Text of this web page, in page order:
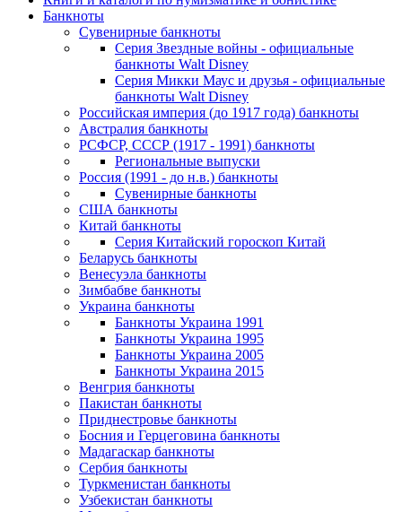
Банкноты
Сувенирные банкноты
Серия Звездные войны - официальные
банкноты Walt Disney
Серия Микки Маус и друзья - официальные
банкноты Walt Disney
Российская империя (до 1917 года) банкноты
Австралия банкноты
РСФСР, СССР (1917 - 1991) банкноты
Региональные выпуски
Россия (1991 - до н.в.) банкноты
Сувенирные банкноты
США банкноты
Китай банкноты
Серия Китайский гороскоп Китай
Беларусь банкноты
Венесуэла банкноты
Зимбабве банкноты
Украина банкноты
Банкноты Украина 1991
Банкноты Украина 1995
Банкноты Украина 2005
Банкноты Украина 2015
Венгрия банкноты
Пакистан банкноты
Приднестровье банкноты
Босния и Герцеговина банкноты
Мадагаскар банкноты
Сербия банкноты
Туркменистан банкноты
Узбекистан банкноты